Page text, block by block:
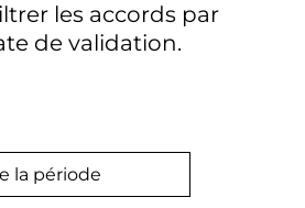
les accords par
de validation.